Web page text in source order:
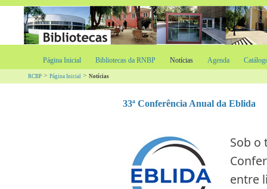
Página Inicial Bibliotecas da RNBP Notícias Agenda
RCBP > Página Inicial > Notícias
33ª Conferência Anual da Eblida
Sob o
entre